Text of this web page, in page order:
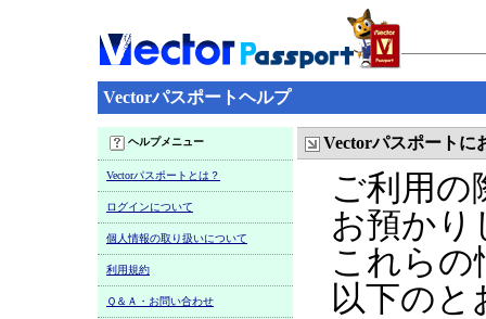
Vectorパスポートヘルプ
ヘルプメニュー
Vectorパスポートとは？
ログインについて
個人情報の取り扱いについて
利用規約
Ｑ＆Ａ・お問い合わせ
Vectorパスポートに
ご利用の
お預かり
これらの
以下のと